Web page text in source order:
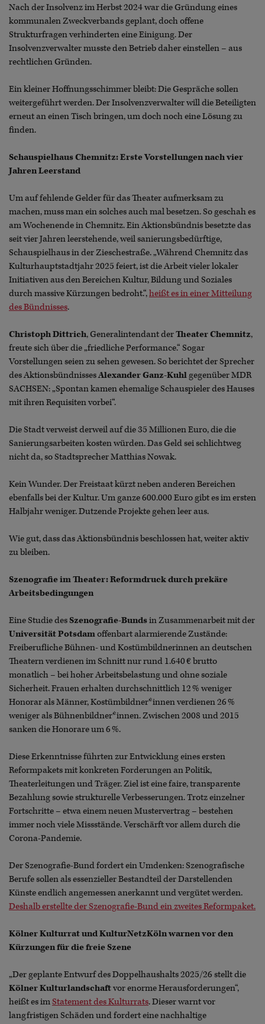
Nach der Insolvenz im Herbst 2024 war die Gründung eines
kommunalen Zweckverbands geplant, doch offene
Strukturfragen verhinderten eine Einigung. Der
Insolvenzverwalter musste den Betrieb daher einstellen – aus
rechtlichen Gründen.
Ein kleiner Hoffnungsschimmer bleibt: Die Gespräche sollen
weitergeführt werden. Der Insolvenzverwalter will die Beteiligten
erneut an einen Tisch bringen, um doch noch eine Lösung zu
finden.
Schauspielhaus Chemnitz: Erste Vorstellungen nach vier
Jahren Leerstand
Um auf fehlende Gelder für das Theater aufmerksam zu
machen, muss man ein solches auch mal besetzen. So geschah es
am Wochenende in Chemnitz. Ein Aktionsbündnis besetzte das
seit vier Jahren leerstehende, weil sanierungsbedürftige,
Schauspielhaus in der Zieschestraße. „Während Chemnitz das
Kulturhauptstadtjahr 2025 feiert, ist die Arbeit vieler lokaler
Initiativen aus den Bereichen Kultur, Bildung und Soziales
durch massive Kürzungen bedroht.“,heißt es in einer Mitteilung
des Bündnisses.
Christoph Dittrich, Generalintendant derTheater Chemnitz,
freute sich über die „friedliche Performance.“ Sogar
Vorstellungen seien zu sehen gewesen. So berichtet der Sprecher
des AktionsbündnissesAlexander Ganz-Kuhlgegenüber MDR
SACHSEN: „Spontan kamen ehemalige Schauspieler des Hauses
mit ihren Requisiten vorbei“.
Die Stadt verweist derweil auf die 35 Millionen Euro, die die
Sanierungsarbeiten kosten würden. Das Geld sei schlichtweg
nicht da, so Stadtsprecher Matthias Nowak.
Kein Wunder. Der Freistaat kürzt neben anderen Bereichen
ebenfalls bei der Kultur. Um ganze 600.000 Euro gibt es im ersten
Halbjahr weniger. Dutzende Projekte gehen leer aus.
Wie gut, dass das Aktionsbündnis beschlossen hat, weiter aktiv
zu bleiben.
Szenografie im Theater: Reformdruck durch prekäre
Arbeitsbedingungen
Eine Studie desSzenografie-Bundsin Zusammenarbeit mit der
Universität Potsdamoffenbart alarmierende Zustände:
Freiberufliche Bühnen- und Kostümbildnerinnen an deutschen
Theatern verdienen im Schnitt nur rund 1.640 € brutto
monatlich – bei hoher Arbeitsbelastung und ohne soziale
Sicherheit. Frauen erhalten durchschnittlich 12 % weniger
Honorar als Männer, Kostümbildner*innen verdienen 26 %
weniger als Bühnenbildner*innen. Zwischen 2008 und 2015
sanken die Honorare um 6 %.
Diese Erkenntnisse führten zur Entwicklung eines ersten
Reformpakets mit konkreten Forderungen an Politik,
Theaterleitungen und Träger. Ziel ist eine faire, transparente
Bezahlung sowie strukturelle Verbesserungen. Trotz einzelner
Fortschritte – etwa einem neuen Mustervertrag – bestehen
immer noch viele Missstände. Verschärft vor allem durch die
Corona-Pandemie.
Der Szenografie-Bund fordert ein Umdenken: Szenografische
Berufe sollen als essenzieller Bestandteil der Darstellenden
Künste endlich angemessen anerkannt und vergütet werden.
Deshalb erstellte der Szenografie-Bund ein zweites Reformpaket.
Kölner Kulturrat und KulturNetzKöln warnen vor den
Kürzungen für die freie Szene
„Der geplante Entwurf des Doppelhaushalts 2025/26 stellt die
Kölner Kulturlandschaftvor enorme Herausforderungen“,
heißt es imStatement des Kulturrats. Dieser warnt vor
langfristigen Schäden und fordert eine nachhaltige